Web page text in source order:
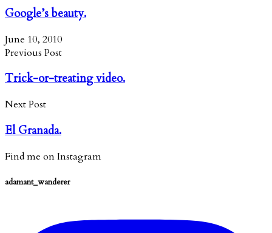
Google’s beauty.
June 10, 2010
Previous Post
Trick-or-treating video.
Next Post
El Granada.
Find me on Instagram
adamant_wanderer